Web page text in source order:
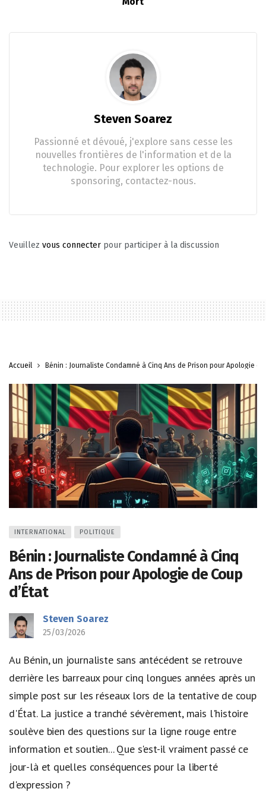
Steven Soarez
Passionné et dévoué, j'explore sans cesse les
nouvelles frontières de l'information et de la
technologie. Pour explorer les options de
sponsoring, contactez-nous.
Veuillez vous connecter pour participer à la discussion
Accueil Bénin : Journaliste Condamné à Cinq Ans de Prison pour Apologie de
INTERNATIONAL POLITIQUE
Bénin : Journaliste Condamné à Cinq
Ans de Prison pour Apologie de Coup
d’État
Steven Soarez
25/03/2026
Au Bénin, un journaliste sans antécédent se retrouve
derrière les barreaux pour cinq longues années après un
simple post sur les réseaux lors de la tentative de coup
d'État. La justice a tranché sévèrement, mais l'histoire
soulève bien des questions sur la ligne rouge entre
information et soutien... Que s'est-il vraiment passé ce
jour-là et quelles conséquences pour la liberté
d'expression ?